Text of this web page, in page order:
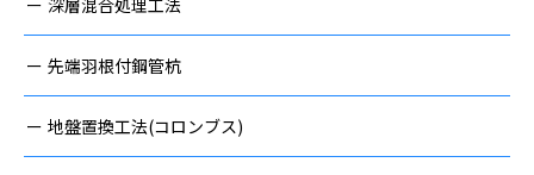
先端羽根付鋼管杭
地盤置換工法(コロンブス)